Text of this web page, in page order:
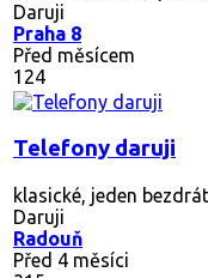
Daruji
Praha 8
Před měsícem
124
Telefony daruji
klasické, jeden bezdrát
Daruji
Radouň
Před 4 měsíci